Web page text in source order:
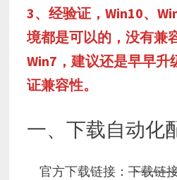
3、经验证，Win10、
境都是可以的，没有兼
Win7，建议还是早早升
证兼容性。
一、下载自动化
官方下载链接：下载链